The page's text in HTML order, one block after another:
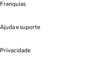
Cashback
Venda Corporativa
Mapa do Site
Franquias
Plano de Negócio
Ajuda e suporte
Cadastro
Privacidade